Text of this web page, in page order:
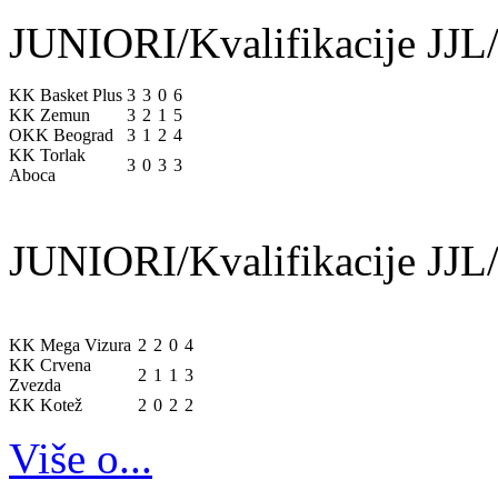
JUNIORI/Kvalifikacije
KK Basket Plus 3 3 0 6
KK Zemun
3 2 1 5
OKK Beograd
3 1 2 4
KK Torlak
Aboca
3 0 3 3
JUNIORI/Kvalifikacije
KK Mega Vizura 2 2 0 4
KK Crvena
Zvezda
2 1 1 3
KK Kotež
2 0 2 2
Više o...